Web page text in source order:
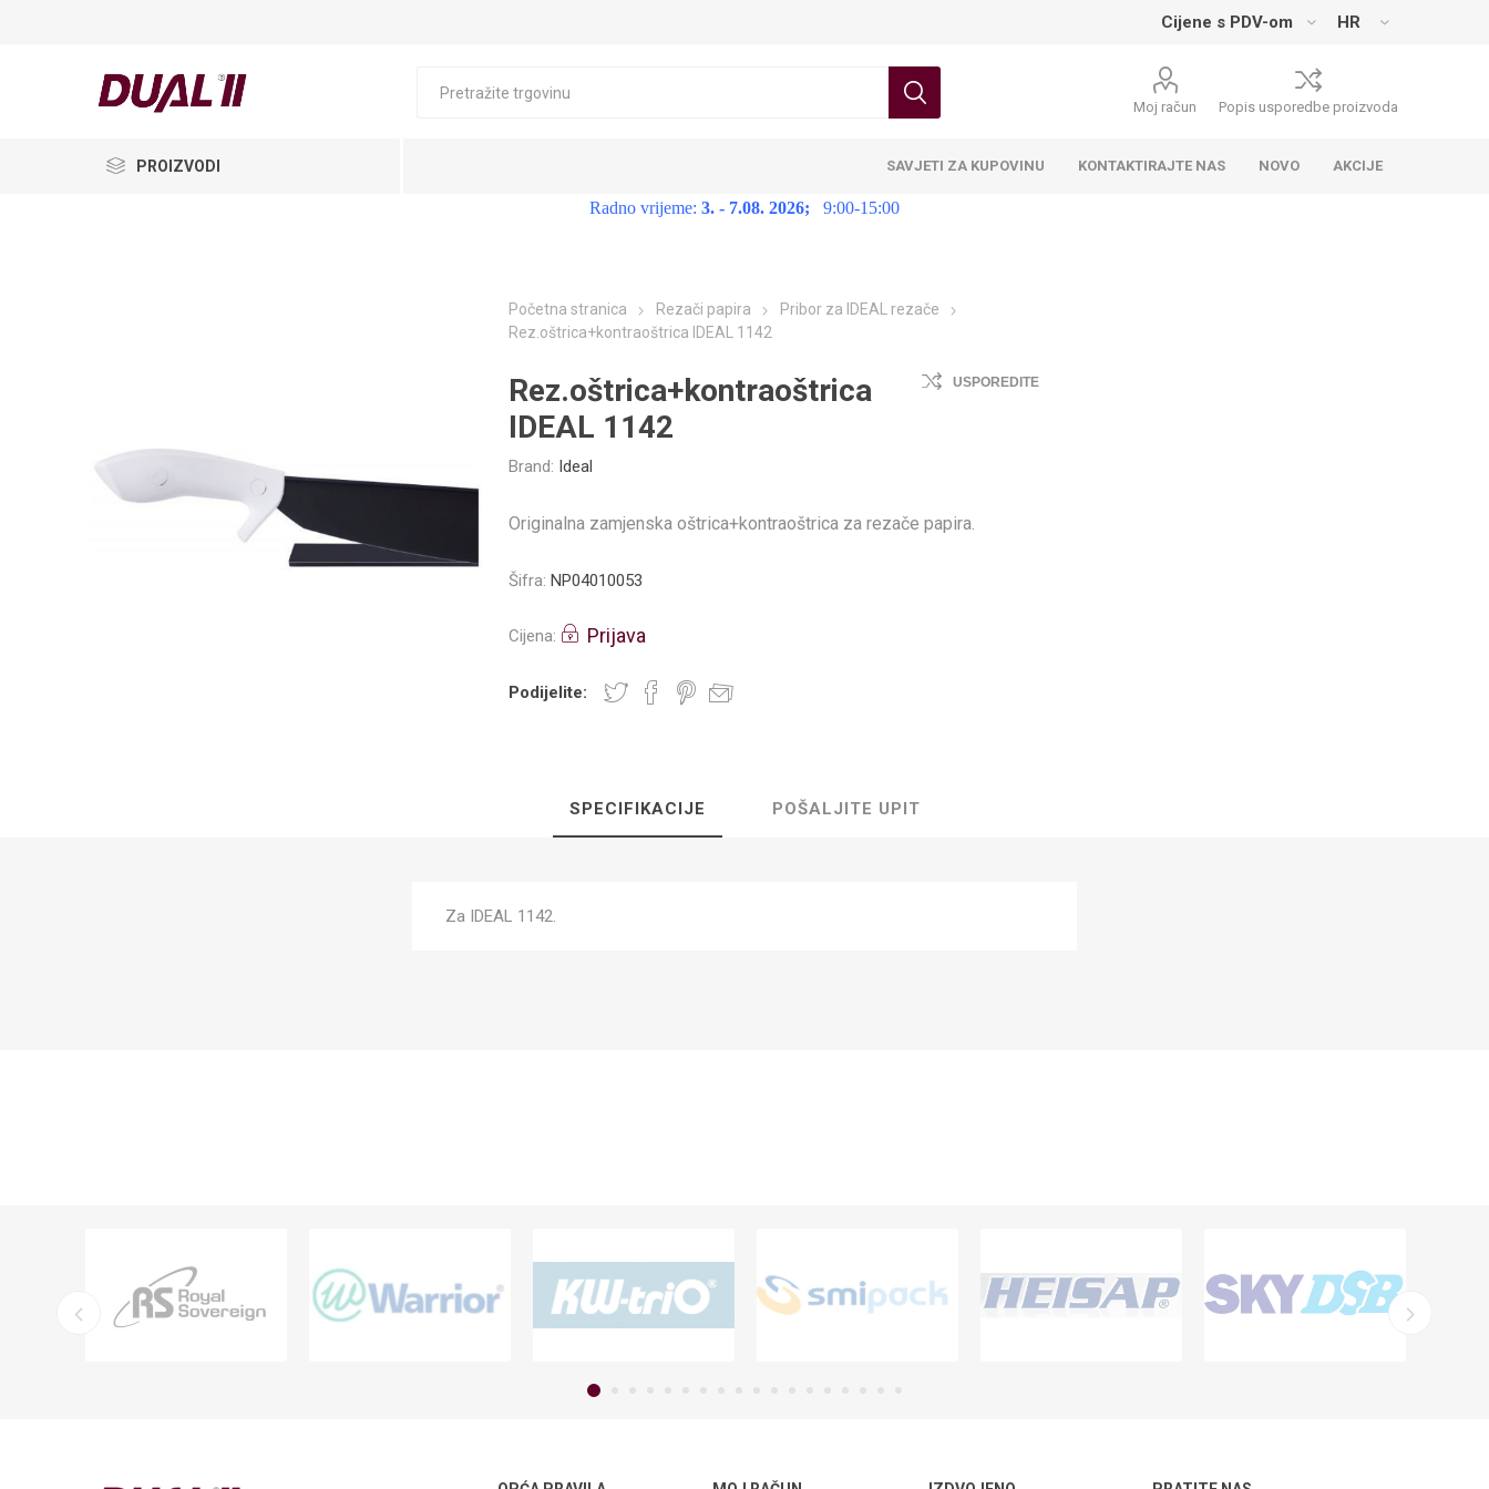
Moj račun Popis usporedbe proizvoda
PROIZVODI SAVJETI ZA KUPOVINU KONTAKTIRAJTE NAS NOVO AKCIJE
Radno vrijeme: 3. - 7.08. 2026; 9:00-15:00
Početna stranica Rezači papira
Pribor za IDEAL rezače
Rez.oštrica+kontraoštrica IDEAL 1142
Rez.oštrica+kontraoštrica
IDEAL 1142
Brand: Ideal
USPOREDITE
Originalna zamjenska oštrica+kontraoštrica za rezače papira.
Šifra: NP04010053
Cijena: Prijava
Podijelite:
SPECIFIKACIJE POŠALJITE UPIT
Za IDEAL 1142.